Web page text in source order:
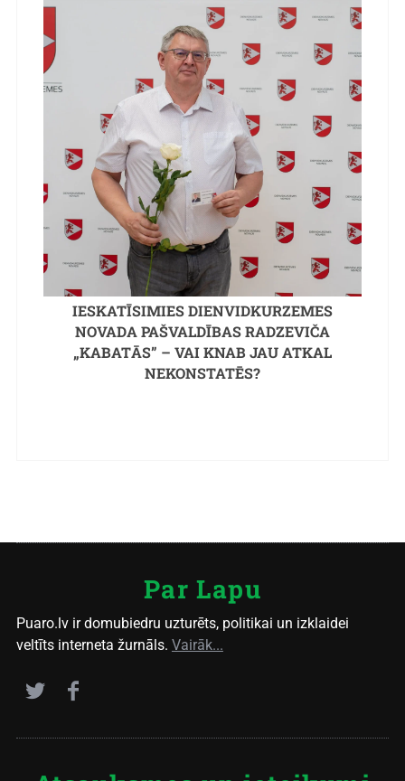
IESKATĪSIMIES DIENVIDKURZEMES
NOVADA PAŠVALDĪBAS RADZEVIČA
„KABATĀS” – VAI KNAB JAU ATKAL
NEKONSTATĒS?
Par Lapu
Puaro.lv ir domubiedru uzturēts, politikai un izklaidei
veltīts interneta žurnāls. Vairāk...